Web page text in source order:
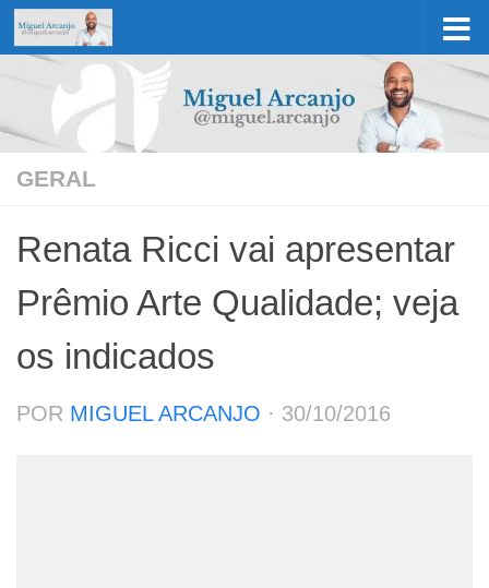
Skip to content
GERAL
Renata Ricci vai apresentar
Prêmio Arte Qualidade; veja
os indicados
POR MIGUEL ARCANJO · 30/10/2016